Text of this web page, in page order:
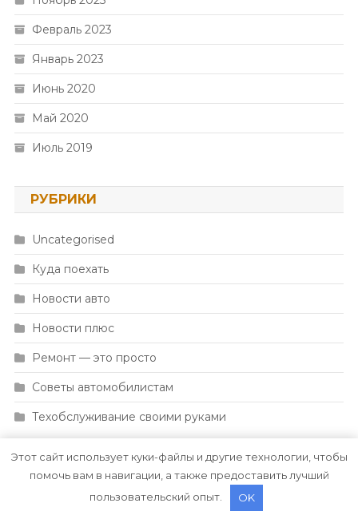
Февраль 2023
Январь 2023
Июнь 2020
Май 2020
Июль 2019
РУБРИКИ
Uncategorised
Куда поехать
Новости авто
Новости плюс
Ремонт — это просто
Советы автомобилистам
Техобслуживание своими руками
| Тема: News Portal от Mystery Themes
Этот сайт использует куки-файлы и другие технологии, чтобы
помочь вам в навигации, а также предоставить лучший
пользовательский опыт.
OK